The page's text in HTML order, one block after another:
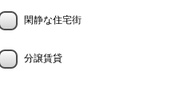
閑静な住宅街
分譲賃貸